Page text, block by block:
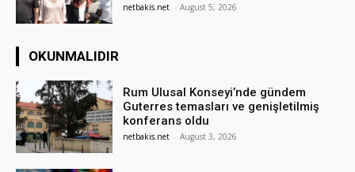
netbakis.net - August 5, 2026
OKUNMALIDIR
Rum Ulusal Konseyi’nde gündem
Guterres temasları ve genişletilmiş
konferans oldu
netbakis.net - August 3, 2026